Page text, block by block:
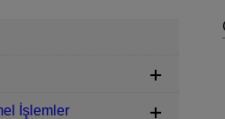
İşlemler